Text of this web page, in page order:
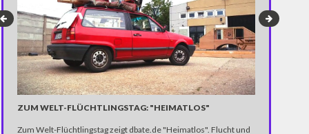
ZUM WELT-FLÜCHTLINGSTAG: "HEIMATLOS"
Zum Welt-Flüchtlingstag zeigt dbate.de "Heimatlos". Flucht und
Er: "Ich bin
muss man
seine
und bleibt